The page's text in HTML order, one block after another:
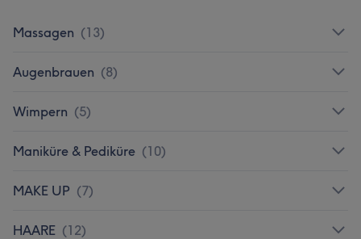
Massagen (13)
Augenbrauen (8)
Wimpern (5)
Maniküre & Pediküre (10)
MAKE UP (7)
HAARE (12)